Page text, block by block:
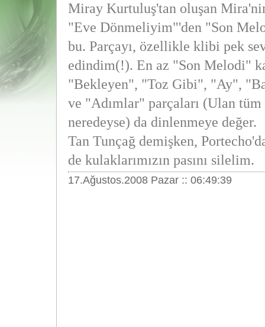
Miray Kurtuluş'tan oluşan
"Eve Dönmeliyim"'den "Son
bu. Parçayı, özellikle klibi pek
edindim(!). En az "Son Melodi"
"Bekleyen", "Toz Gibi", "Ay",
ve "Adımlar" parçaları (Ulan tüm
neredeyse) da dinlenmeye değer.
Tan Tunçağ demişken,
de kulaklarımızın pasını silelim.
17.Ağustos.2008 Pazar :: 06:49:39